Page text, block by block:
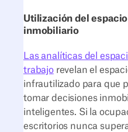
Utilización del
inmobiliario
Las analíticas del
trabajorevelan el
infrautilizado para que
tomar decisiones
inteligentes. Si la
escritorios nunca